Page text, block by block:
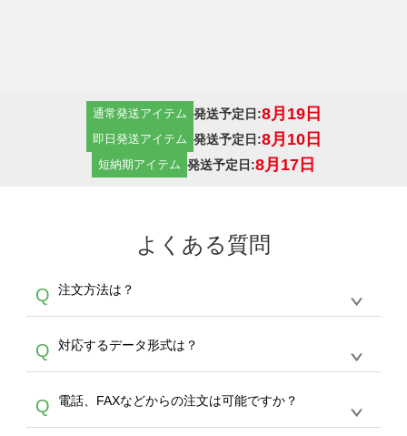
通常発送アイテム 発送予定日:8月19日
即日発送アイテム 発送予定日:8月10日
短納期アイテム 発送予定日:8月17日
よくある質問
Q 注文方法は？
A
生産にて承っております。デザインツールから
デザインの作成から決済まで完了できます。
30枚以上やシルク印刷など、大口注文の場合
は、サポートが担当するエコバッグコンシェル
やタンブラーコンシェルをご利用ください。製
Q 対応するデータ形式は？
A
ドできるデータ形式は、JPG / PNG / AI / PSD /
PDF 形式になります。データの最大サイズ
Q 電話、FAXなどからの注文は可能ですか？